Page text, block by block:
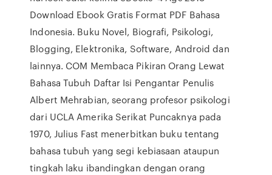
Download Ebook Gratis Format PDF Bahasa
Indonesia. Buku Novel, Biografi, Psikologi,
Blogging, Elektronika, Software, Android dan
lainnya. COM Membaca Pikiran Orang Lewat
Bahasa Tubuh Daftar Isi Pengantar Penulis
Albert Mehrabian, seorang profesor psikologi
dari UCLA Amerika Serikat Puncaknya pada
1970, Julius Fast menerbitkan buku tentang
bahasa tubuh yang segi kebiasaan ataupun
tingkah laku ibandingkan dengan orang